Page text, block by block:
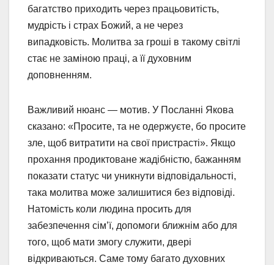
багатство приходить через працьовитість,
мудрість і страх Божий, а не через
випадковість. Молитва за гроші в такому світлі
стає не заміною праці, а її духовним
доповненням.
Важливий нюанс — мотив. У Посланні Якова
сказано: «Просите, та не одержуєте, бо просите
зле, щоб витратити на свої пристрасті». Якщо
прохання продиктоване жадібністю, бажанням
показати статус чи уникнути відповідальності,
така молитва може залишитися без відповіді.
Натомість коли людина просить для
забезпечення сім’ї, допомоги ближнім або для
того, щоб мати змогу служити, двері
відкриваються. Саме тому багато духовних